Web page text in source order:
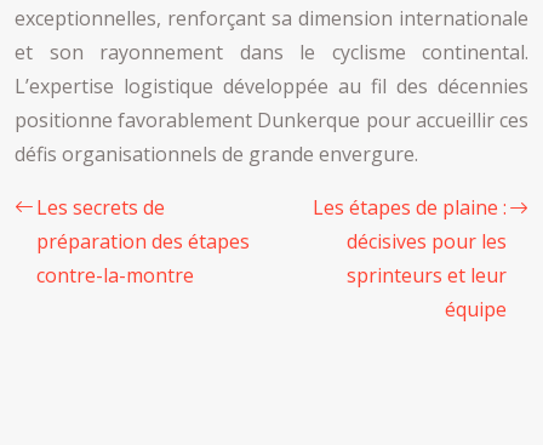
exceptionnelles, renforçant sa dimension internationale
et son rayonnement dans le cyclisme continental.
L’expertise logistique développée au fil des décennies
positionne favorablement Dunkerque pour accueillir ces
défis organisationnels de grande envergure.
Les secrets de
préparation des étapes
contre-la-montre
Les étapes de plaine :
décisives pour les
sprinteurs et leur
équipe